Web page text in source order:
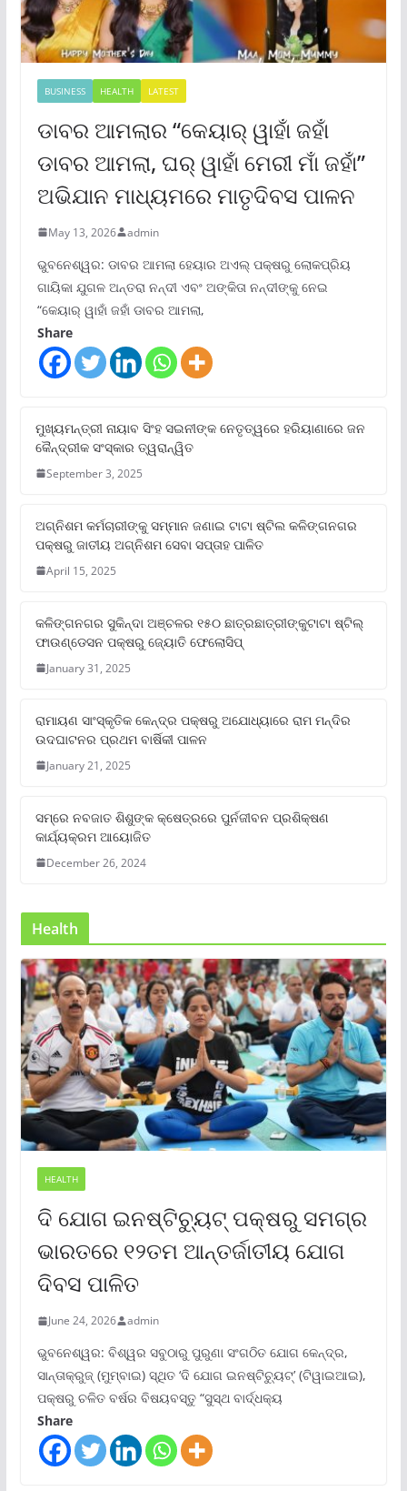
BUSINESS HEALTH LATEST
ଡାବର ଆମଲାର “କେୟାର୍ ୱାହାଁ ଜହାଁ
ଡାବର ଆମଲା, ଘର୍ ୱାହାଁ ମେରୀ ମାଁ ଜହାଁ”
ଅଭିଯାନ ମାଧ୍ୟମରେ ମାତୃଦିବସ ପାଳନ
May 13, 2026 admin
ଭୁବନେଶ୍ୱର: ଡାବର ଆମଲା ହେୟାର ଅଏଲ୍ ପକ୍ଷରୁ ଲୋକପ୍ରିୟ
ଗାୟିକା ଯୁଗଳ ଅନ୍ତରା ନନ୍ଦୀ ଏବଂ ଅଙ୍କିତା ନନ୍ଦୀଙ୍କୁ ନେଇ
“କେୟାର୍ ୱାହାଁ ଜହାଁ ଡାବର ଆମଲା,
Share
ମୁଖ୍ୟମନ୍ତ୍ରୀ ନାୟାବ ସିଂହ ସଇନୀଙ୍କ ନେତୃତ୍ୱରେ ହରିୟାଣାରେ ଜନ
କୈନ୍ଦ୍ରୀକ ସଂସ୍କାର ତ୍ୱରାନ୍ୱିତ
September 3, 2025
ଅଗ୍ନିଶମ କର୍ମଚାରୀଙ୍କୁ ସମ୍ମାନ ଜଣାଇ ଟାଟା ଷ୍ଟିଲ କଳିଙ୍ଗନଗର
ପକ୍ଷରୁ ଜାତୀୟ ଅଗ୍ନିଶମ ସେବା ସପ୍ତାହ ପାଳିତ
April 15, 2025
କଳିଙ୍ଗନଗର ସୁକିନ୍ଦା ଅଞ୍ଚଳର ୧୫୦ ଛାତ୍ରଛାତ୍ରୀଙ୍କୁଟାଟା ଷ୍ଟିଲ୍
ଫାଉଣ୍ଡେସନ ପକ୍ଷରୁ ଜ୍ୟୋତି ଫେଲୋସିପ୍‌
January 31, 2025
ରାମାୟଣ ସାଂସ୍କୃତିକ କେନ୍ଦ୍ର ପକ୍ଷରୁ ଅଯୋଧ୍ୟାରେ ରାମ ମନ୍ଦିର
ଉଦଘାଟନର ପ୍ରଥମ ବାର୍ଷିକୀ ପାଳନ
January 21, 2025
ସମ୍‌ରେ ନବଜାତ ଶିଶୁଙ୍କ କ୍ଷେତ୍ରରେ ପୁର୍ନଜୀବନ ପ୍ରଶିକ୍ଷଣ
କାର୍ଯ୍ୟକ୍ରମ ଆୟୋଜିତ
December 26, 2024
Health
HEALTH
ଦି ଯୋଗ ଇନଷ୍ଟିଚ୍ୟୁଟ୍ ପକ୍ଷରୁ ସମଗ୍ର
ଭାରତରେ ୧୨ତମ ଆନ୍ତର୍ଜାତୀୟ ଯୋଗ
ଦିବସ ପାଳିତ
June 24, 2026 admin
ଭୁବନେଶ୍ୱର: ବିଶ୍ୱର ସବୁଠାରୁ ପୁରୁଣା ସଂଗଠିତ ଯୋଗ କେନ୍ଦ୍ର,
ସାନ୍ତାକ୍ରୁଜ୍ (ମୁମ୍ବାଇ) ସ୍ଥିତ ‘ଦି ଯୋଗ ଇନଷ୍ଟିଚ୍ୟୁଟ୍‌’ (ଟିୱାଇଆଇ),
ପକ୍ଷରୁ ଚଳିତ ବର୍ଷର ବିଷୟବସ୍ତୁ “ସୁସ୍ଥ ବାର୍ଦ୍ଧକ୍ୟ
Share